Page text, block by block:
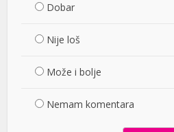
Dobar
Nije loš
Može i bolje
Nemam komentara